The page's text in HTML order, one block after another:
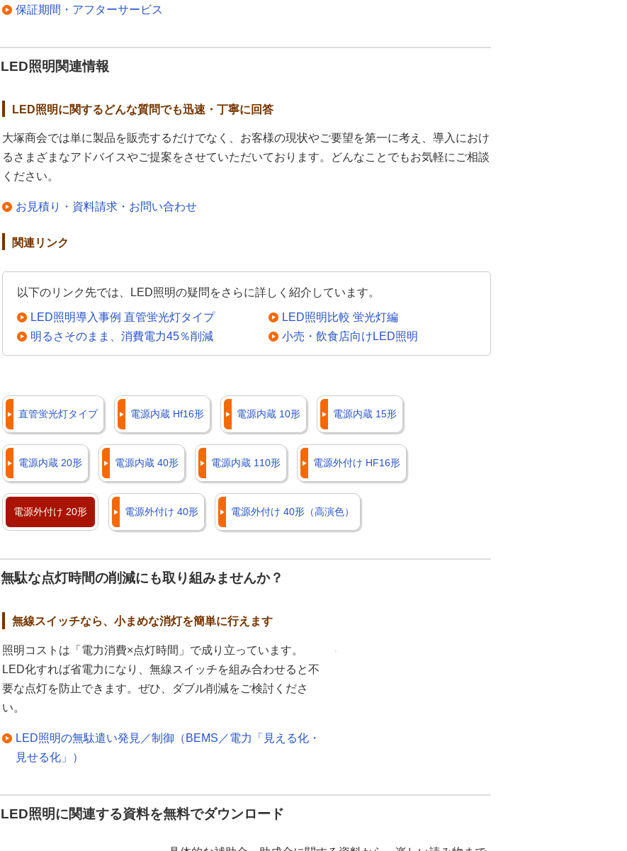
保証期間・アフターサービス
LED照明関連情報
LED照明に関するどんな質問でも迅速・丁寧に回答
大塚商会では単に製品を販売するだけでなく、お客様の現状やご要望を第一に考え、導入におけ
るさまざまなアドバイスやご提案をさせていただいております。どんなことでもお気軽にご相談
ください。
お見積り・資料請求・お問い合わせ
関連リンク
以下のリンク先では、LED照明の疑問をさらに詳しく紹介しています。
LED照明導入事例 直管蛍光灯タイプ
明るさそのまま、消費電力45％削減
LED照明比較 蛍光灯編
小売・飲食店向けLED照明
直管蛍光灯タイプ 電源内蔵 Hf16形 電源内蔵 10形 電源内蔵 15形
電源内蔵 20形 電源内蔵 40形 電源内蔵 110形 電源外付け HF16形
電源外付け 20形 電源外付け 40形 電源外付け 40形（高演色）
無駄な点灯時間の削減にも取り組みませんか？
無線スイッチなら、小まめな消灯を簡単に行えます
照明コストは「電力消費×点灯時間」で成り立っています。
LED化すれば省電力になり、無線スイッチを組み合わせると不
要な点灯を防止できます。ぜひ、ダブル削減をご検討くださ
い。
LED照明の無駄遣い発見／制御（BEMS／電力「見える化・
見せる化」）
LED照明に関連する資料を無料でダウンロード